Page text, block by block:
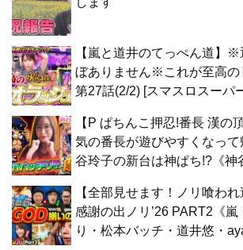
【嵐と道井のてっぺん道】
ぼありません※これが至高の
第27話(2/2) [スマスロスーパ
【P ぱちんこ押忍!番長 漢の
気の番長が遊びやすくなっ
谷玲子の新台は神ぱち!?《神
【全部見せます！ノリ喰われ
感謝の出ノリ’26 PART2《嵐
り・松本バッチ・道井悠・